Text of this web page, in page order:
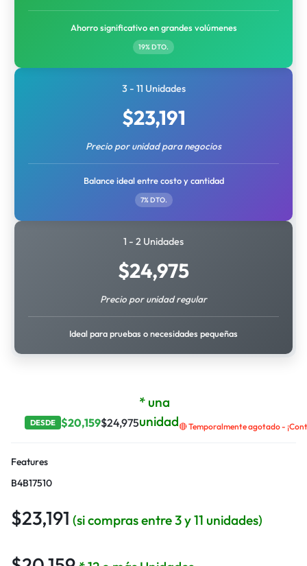
Ahorro significativo en grandes volúmenes
19% DTO.
3 - 11 Unidades
$23,191
Precio por unidad para negocios
Balance ideal entre costo y cantidad
7% DTO.
1 - 2 Unidades
$24,975
Precio por unidad regular
Ideal para pruebas o necesidades pequeñas
DESDE $20,159$24,975
* una
unidad🔴 Temporalmente agotado -
Features
B4B17510
$23,191 (si compras entre 3 y 11 unidades)